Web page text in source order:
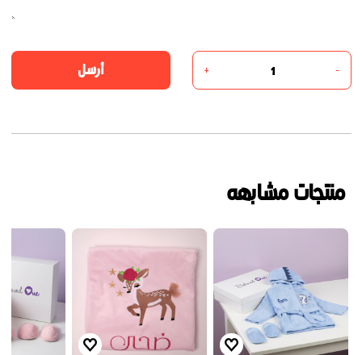
-
+ أرسل
منتجات مشابهه